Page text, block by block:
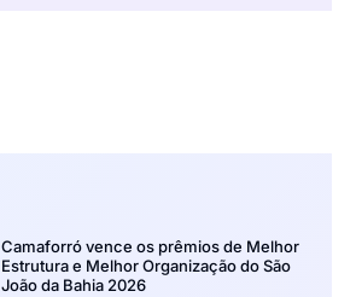
Camaforró vence os prêmios de Melhor
Estrutura e Melhor Organização do São
João da Bahia 2026